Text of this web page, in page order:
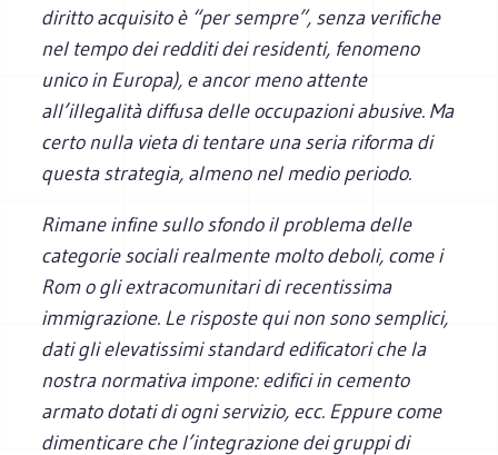
diritto acquisito è “per sempre”, senza verifiche
nel tempo dei redditi dei residenti, fenomeno
unico in Europa), e ancor meno attente
all’illegalità diffusa delle occupazioni abusive. Ma
certo nulla vieta di tentare una seria riforma di
questa strategia, almeno nel medio periodo.
Rimane infine sullo sfondo il problema delle
categorie sociali realmente molto deboli, come i
Rom o gli extracomunitari di recentissima
immigrazione. Le risposte qui non sono semplici,
dati gli elevatissimi standard edificatori che la
nostra normativa impone: edifici in cemento
armato dotati di ogni servizio, ecc. Eppure come
dimenticare che l’integrazione dei gruppi di